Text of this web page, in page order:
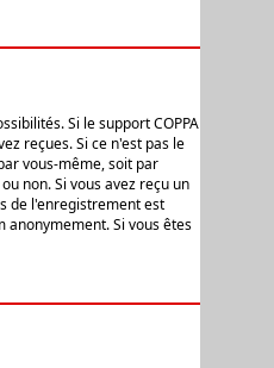
Si le support COPPA
reçues. Si ce n'est pas le
vous-même, soit par
non. Si vous avez reçu un
de l'enregistrement est
anonymement. Si vous êtes